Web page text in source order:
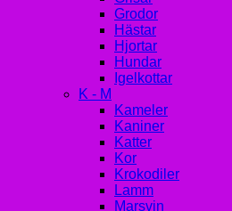
Grodor
Hästar
Hjortar
Hundar
Igelkottar
K - M
Kameler
Kaniner
Katter
Kor
Krokodiler
Lamm
Marsvin